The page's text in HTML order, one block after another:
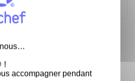
nous…
!
accompagner pendant
Précédent